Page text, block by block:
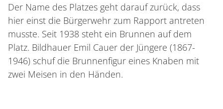
Der Name des Platzes geht darauf zurück, dass
hier einst die Bürgerwehr zum Rapport antreten
musste. Seit 1938 steht ein Brunnen auf dem
Platz. Bildhauer Emil Cauer der Jüngere (1867-
1946) schuf die Brunnenfigur eines Knaben mit
zwei Meisen in den Händen.